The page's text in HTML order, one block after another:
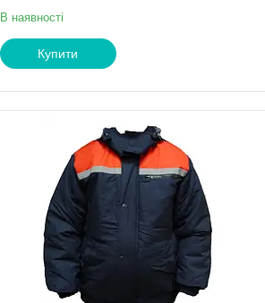
В наявності
Купити